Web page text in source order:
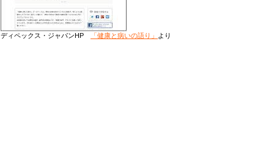
ディペックス・ジャパンHP 「健康と病いの語り」 より